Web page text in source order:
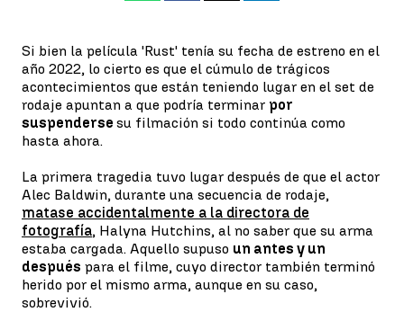
Si bien la película 'Rust' tenía su fecha de estreno en el
año 2022, lo cierto es que el cúmulo de trágicos
acontecimientos que están teniendo lugar en el set de
rodaje apuntan a que podría terminar por
suspenderse su filmación si todo continúa como
hasta ahora.
La primera tragedia tuvo lugar después de que el actor
Alec Baldwin, durante una secuencia de rodaje,
matase accidentalmente a la directora de
fotografía, Halyna Hutchins, al no saber que su arma
estaba cargada. Aquello supuso un antes y un
después para el filme, cuyo director también terminó
herido por el mismo arma, aunque en su caso,
sobrevivió.